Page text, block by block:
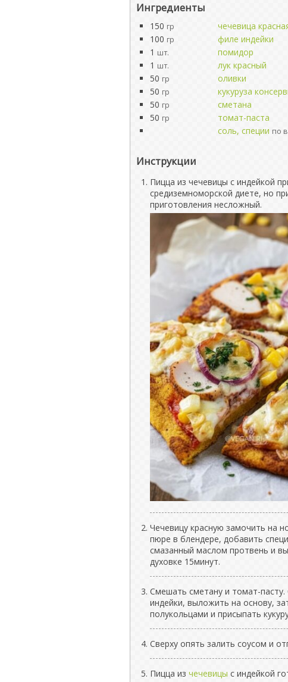
Ингредиенты
150 гр
чечевица
100 гр
филе индейки
1 шт.
помидор
1 шт.
лук красный
50 гр
оливки
50 гр
кукуруза
50 гр
сметана
50 гр
томат-паста
соль, специи по
Инструкции
Пицца из чечевицы с индейкой
средиземноморской диете, но
приготовления несложный.
Чечевицу красную замочить на
пюре в блендере, добавить
смазанный маслом протвень и
духовке 15минут.
Смешать сметану и томат-
индейки, выложить на основу,
полукольцами и присыпать
Сверху опять залить соусом и
Пицца из чечевицы с индейкой